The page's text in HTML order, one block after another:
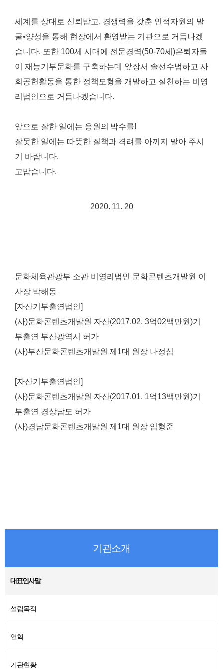
세계를 상대로 신뢰받고, 경쟁력을 갖춘 인적자원의 발
굴•양성을 통해 현장에서 환영받는 기관으로 거듭나겠
습니다. 또한 100세 시대에 전문경력(50-70세)은퇴자들
이 재능기부문화를 구축하는데 앞장서 솔선수범하고 사
회공헌활동을 통한 정책모형을 개발하고 실천하는 비영
리법인으로 거듭나겠습니다.
앞으로 잘한 일에는 응원의 박수를!
잘못한 일에는 따뜻한 질책과 격려를 아끼지 말아 주시
기 바랍니다.
고맙습니다.
2020. 11. 20
문화체육관광부 소관 비영리법인 문화콘텐츠개발원 이
사장 박해동
[자산기부출연법인]
(사)문화콘텐츠개발원 자산(2017.02. 3억02백만원)기
부출연 부산광역시 허가
(사)부산문화콘텐츠개발원 제1대 원장 나정심
[자산기부출연법인]
(사)문화콘텐츠개발원 자산(2017.01. 1억13백만원)기
부출연 경상남도 허가
(사)경남문화콘텐츠개발원 제1대 원장 임형준
기관소개
대표인사말
설립목적
연혁
기관현황